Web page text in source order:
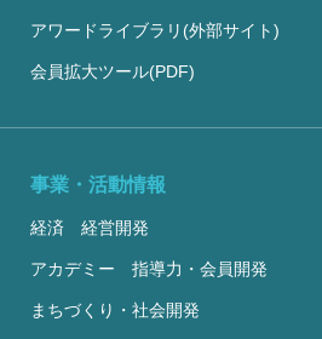
アワードライブラリ(外部サイト)
会員拡大ツール(PDF)
事業・活動情報
経済 経営開発
アカデミー 指導力・会員開発
まちづくり・社会開発